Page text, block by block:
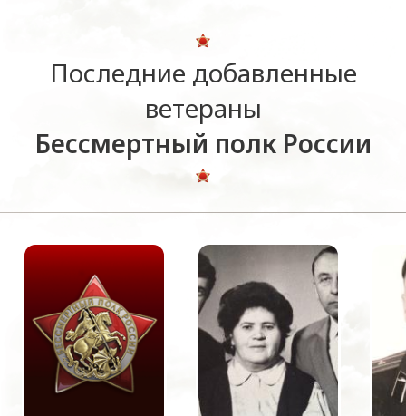
Последние добавленные
ветераны
Бессмертный полк России